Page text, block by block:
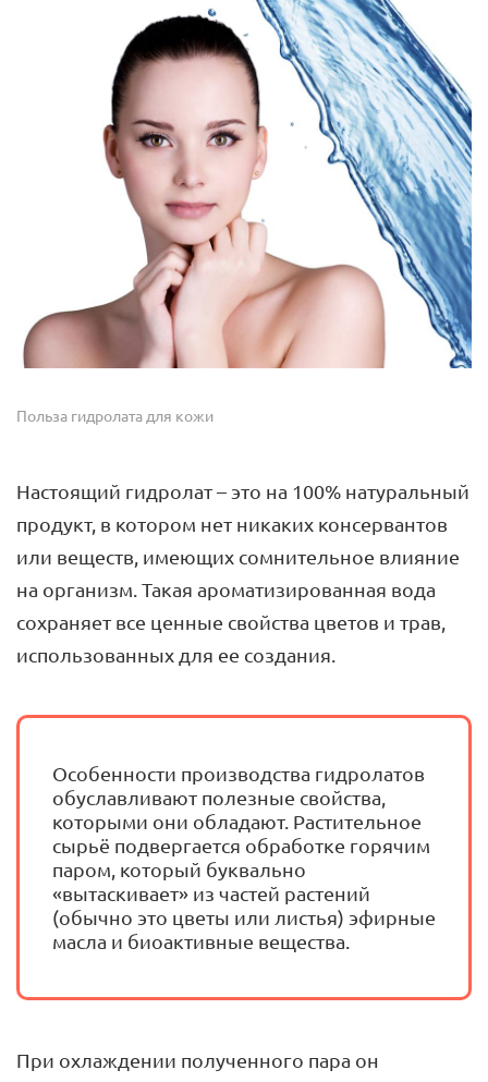
Польза гидролата для кожи
Настоящий гидролат – это на 100% натуральный
продукт, в котором нет никаких консервантов
или веществ, имеющих сомнительное влияние
на организм. Такая ароматизированная вода
сохраняет все ценные свойства цветов и трав,
использованных для ее создания.
Особенности производства гидролатов
обуславливают полезные свойства,
которыми они обладают. Растительное
сырьё подвергается обработке горячим
паром, который буквально
«вытаскивает» из частей растений
(обычно это цветы или листья) эфирные
масла и биоактивные вещества.
При охлаждении полученного пара он